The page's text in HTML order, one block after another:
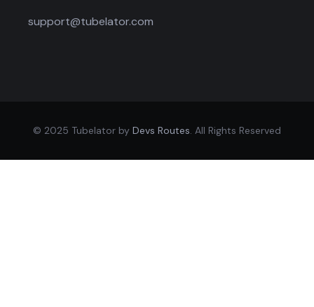
support@tubelator.com
© 2025 Tubelator by Devs Routes . All Rights Reserved